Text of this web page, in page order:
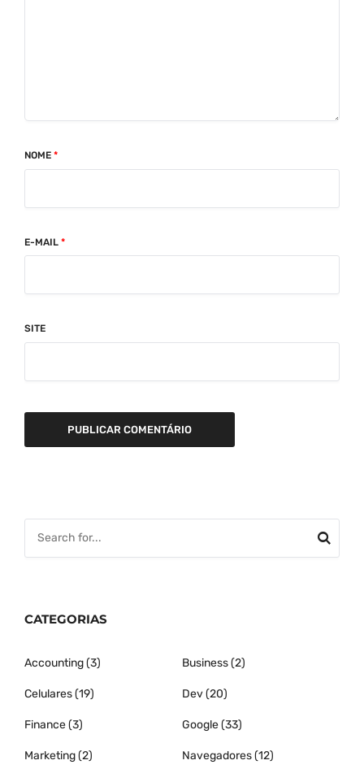
NOME *
E-MAIL *
SITE
CATEGORIAS
Accounting(3) Business(2)
Celulares(19) Dev(20)
Finance(3) Google(33)
Marketing(2) Navegadores(12)